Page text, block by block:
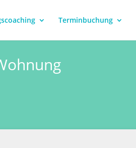
Terminbuchung